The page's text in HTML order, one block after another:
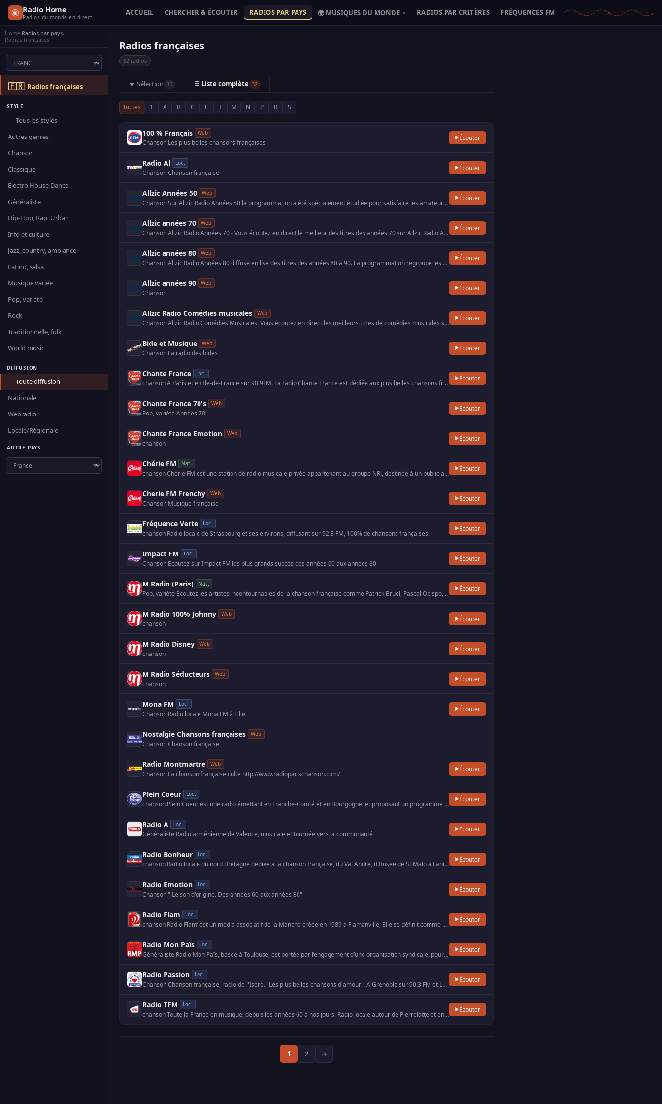
Radio Home
Radios du monde en direct
ACCUEIL CHERCHER & ÉCOUTER RADIOS PAR PAYS 🌍 MUSIQUES DU MONDE ▾ RADIOS PAR CRITÈRES FRÉQUENCES FM
Home›Radios par pays›
Radios françaises
🇫🇷 Radios françaises
STYLE
— Tous les styles
Autres genres
Chanson
Classique
Electro House Dance
Généraliste
Hip-Hop, Rap, Urban
Info et culture
Jazz, country, ambiance
Latino, salsa
Musique variée
Pop, variété
Rock
Traditionnelle, folk
World music
DIFFUSION
— Toute diffusion
Nationale
Webradio
Locale/Régionale
AUTRE PAYS
Radios françaises
32 radios
★ Sélection 35 ☰ Liste complète 32
Toutes 1 A B C F I M N P R S
100 % Français Web
Chanson·Les plus belles chansons françaises
Écouter
Radio Al Loc.
Chanson·Chanson française
Écouter
Allzic Années 50 Web
Chanson· Sur Allzic Radio Années 50 la programmation a été spécialement étudiée pour satisfaire les amateurs de vieilles…
Écouter
Allzic années 70 Web
Chanson· Allzic Radio Années 70 - Vous écoutez en direct le meilleur des titres des années 70 sur Allzic Radio Années 70. …
Écouter
Allzic années 80 Web
Chanson· Allzic Radio Années 80 diffuse en live des titres des années 80 à 90. La programmation regroupe les plus grands su…
Écouter
Allzic années 90 Web
Chanson
Écouter
Allzic Radio Comédies musicales Web
Chanson· Allzic Radio Comédies Musicales. Vous écoutez en direct les meilleurs titres de comédies musicales sur Allzic Radi…
Écouter
Bide et Musique Web
Chanson·La radio des bides
Écouter
Chante France Loc.
chanson· A Paris et en Ile-de-France sur 90.9FM. La radio Chante France est dédiée aux plus belles chansons françaises. Dep…
Écouter
Chante France 70's Web
Pop, variété·Années 70'
Écouter
Chante France Emotion Web
chanson
Écouter
Chérie FM Nat.
chanson· Chérie FM est une station de radio musicale privée appartenant au groupe NRJ, destinée à un public adulte fémini…
Écouter
Cherie FM Frenchy Web
Chanson·Musique française
Écouter
Fréquence Verte Loc.
chanson·Radio locale de Strasbourg et ses environs, diffusant sur 92.8 FM, 100% de chansons françaises.
Écouter
Impact FM Loc.
Chanson·Ecoutez sur Impact FM les plus grands succès des années 60 aux années 80
Écouter
M Radio (Paris) Nat.
Pop, variété· Ecoutez les artistes incontournables de la chanson française comme Patrick Bruel, Pascal Obispo, Mylène Farmer
Écouter
M Radio 100% Johnny Web
chanson
Écouter
M Radio Disney Web
chanson
Écouter
M Radio Séducteurs Web
chanson
Écouter
Mona FM Loc.
Chanson·Radio locale Mona FM à Lille
Écouter
Nostalgie Chansons françaises Web
Chanson·Chanson française
Radio Montmartre Web
Chanson·La chanson française culte http://www.radioparischanson.com/
Écouter
Plein Coeur Loc.
chanson· Plein Coeur est une radio émettant en Franche-Comté et en Bourgogne, et proposant un programme musical 100% chanson…
Écouter
Radio A Loc.
Généraliste·Radio arménienne de Valence, musicale et tournée vers la communauté
Écouter
Radio Bonheur Loc.
chanson· Radio locale du nord Bretagne dédiée à la chanson française, du Val André, diffusée de St Malo à Lanion
Écouter
Radio Emotion Loc.
Chanson·" Le son d'origine. Des années 60 aux années 80"
Écouter
Radio Flam Loc.
chanson· Radio Flam’ est un média associatif de la Manche créée en 1989 à Flamanville, Elle se définit comme une radio …
Écouter
Radio Mon Païs Loc.
Généraliste· Radio Mon Païs, basée à Toulouse, est portée par l’engagement d’une organisation syndicale, pour la liberté …
Écouter
Radio Passion Loc.
Chanson· Chanson française, radio de l'Isère. "Les plus belles chansons d'amour". A Grenoble sur 90.3 FM et La Mure sur 105.…
Écouter
Radio TFM Loc.
chanson· Toute la France en musique, depuis les années 60 à nos jours. Radio locale autour de Pierrelatte et environs.
Écouter
1 2 →